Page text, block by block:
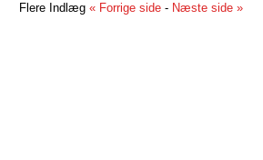
Flere Indlæg « Forrige side - Næste side »